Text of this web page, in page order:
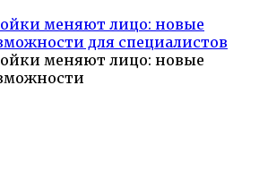
меняют лицо: новые
для специалистов
меняют лицо: новые